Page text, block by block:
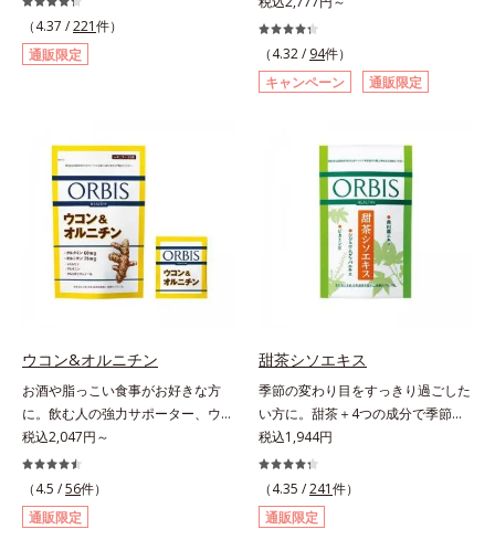
キリ生活を応援する、粉末状の酵素
スムージーです。赤米や大麦などの
9種の素材を、黒・黄・白の3種の麹
ド・ウィートグラスや緑黄色野菜な
ど、厳選した34種の野菜と果物もた
っぷり入っており、いろいろな素材
を手軽に摂取できます。やすらぎの
ローズマリーとペパーミントの2種
のハーブも入っています。豆乳また
は水と混ぜるだけの簡単スムージー
（4.37 /221件）
通販限定
は体内でも作られますが、加齢とと
もに分解が進行してしまいます。そ
こで、オルビスは軟骨成分にこだわ
りました。6粒中にグルコサミンを
るサメの軟骨成分のコンドロイチン
硫酸を120mg配合。ふしぶしに大
切なⅡ型コラーゲンをプラスし、ス
ムーズな動きをサポートします。そ
れらに加え、ハス胚芽エキス、生姜
エキスも配合。女性想いのサポート
植物素材で、毎日の快適をサポート
します。飲みやすさにもこだわりま
ることにより特有臭を軽減。粒も小
さくなっています。年齢を重ねても
ハツラツと歩きたい方、よくスポー
ツをする方にもおすすめです。ふし
ぶしが気になったら、軟骨成分に注
目し、毎日に摂り入れて快適に過ご
してみませんか。
（4.32 / 94件）
キャンペーン
通販限定
ウコン&オルニチン
お酒や脂っこい食事がお好きな方
に。飲む人の強力サポーター、ウコ
ンの中でも特有成分「クルクミン」
を豊富に含む秋ウコンを使用しまし
た。2粒で60mｇも摂れるので、翌
日も朝からさわやかに活動できま
す。さらに、ウコンと並んで飲む人
税込2,047円～
（4.5 /56件）
通販限定
甜茶シソエキス
季節の変わり目をすっきり過ごした
い方に。甜茶＋4つの成分で季節に
負けない健康づくりを。GODポリ
フェノールを含むバラ科の甜茶に加
え、3種の植物成分（シソ種子エキ
ス、シジュウムグァバエキス、黄杞
葉エキス）とビタミンEを配合しま
税込1,944円
（4.35 /241件）
通販限定